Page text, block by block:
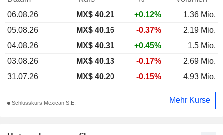
06.08.26
MX$ 40.21 +0.12%
1.36 Mio.
05.08.26
MX$ 40.16 -0.37%
2.19 Mio.
04.08.26
MX$ 40.31 +0.45%
1.5 Mio.
03.08.26
MX$ 40.13 -0.17%
2.69 Mio.
31.07.26
MX$ 40.20 -0.15% 4.93 Mio.
Schlusskurs Mexican S.E. Mehr Kurse